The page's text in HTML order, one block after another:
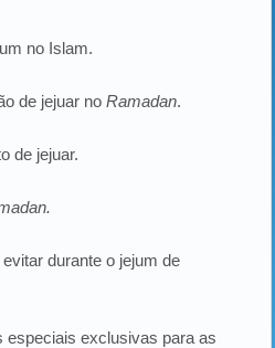
no Islam.
de jejuar no Ramadan.
de jejuar.
durante o jejum de
especiais exclusivas para as